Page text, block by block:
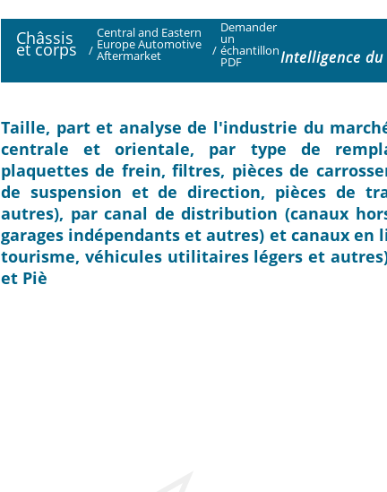
Châssis
et corps /
Central and Eastern
Europe Automotive
Aftermarket /
Demander
un
échantillon
PDF Intelligence
Taille, part et analyse de l'industrie du
centrale et orientale, par type de
plaquettes de frein, filtres, pièces de
de suspension et de direction, pièces de
autres), par canal de distribution (canaux
garages indépendants et autres) et canaux en
tourisme, véhicules utilitaires légers et
et Piè